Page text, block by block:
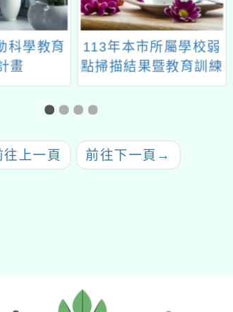
屬學校弱
教育訓練
「英語融入彈性學習課
程研究計畫」之「從
VR到課堂：創新英語
教具製作工作坊」
往上一頁 前往下一頁 →